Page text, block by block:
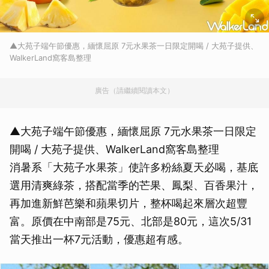
▲大苑子端午節優惠，緬懷屈原 7元水果茶一日限定開喝 / 大苑子提供、
WalkerLand窩客島整理
廣告（請繼續閱讀本文）
▲大苑子端午節優惠，緬懷屈原 7元水果茶一日限定
開喝 / 大苑子提供、WalkerLand窩客島整理
消暑系「大苑子水果茶」使許多粉絲夏天必喝，基底
選用清爽綠茶，搭配當季的芒果、鳳梨、百香果汁，
再加進新鮮芭樂和蘋果切片，整杯喝起來層次超豐
富。原價在中南部是75元、北部是80元，這次5/31
當天推出一杯7元活動，優惠超有感。